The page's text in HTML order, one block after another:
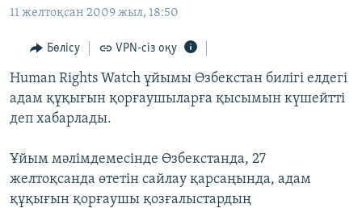
main
Search
АДАМ ҚҰҚЫҚТАРЫ
ӘЛЕУМЕТ
ӘЛЕМ
АРНАЙЫ ЖОБАЛАР
Русский
ЖАЗЫЛЫҢЫЗ
11 желтоқсан 2009 жыл, 18:50
Бөлісу VPN-сіз оқу
Human Rights Watch ұйымы Өзбекстан билігі елдегі
адам құқығын қорғаушыларға қысымын күшейтті
деп хабарлады.
Ұйым мәлімдемесінде Өзбекстанда, 27
желтоқсанда өтетін сайлау қарсаңында, адам
құқығын қорғаушы қозғалыстардың